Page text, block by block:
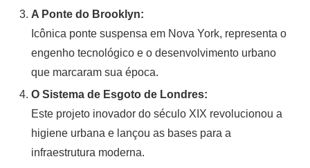
A Ponte do Brooklyn:
Icônica ponte suspensa em Nova York, representa o
engenho tecnológico e o desenvolvimento urbano
que marcaram sua época.
O Sistema de Esgoto de Londres:
Este projeto inovador do século XIX revolucionou a
higiene urbana e lançou as bases para a
infraestrutura moderna.